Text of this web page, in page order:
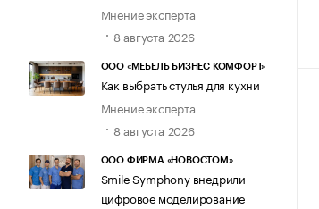
Мнение эксперта
8 августа 2026
ООО «МЕБЕЛЬ БИЗНЕС КОМФОРТ»
Как выбрать стулья для кухни
Мнение эксперта
8 августа 2026
ООО ФИРМА «НОВОСТОМ»
Smile Symphony внедрили
цифровое моделирование